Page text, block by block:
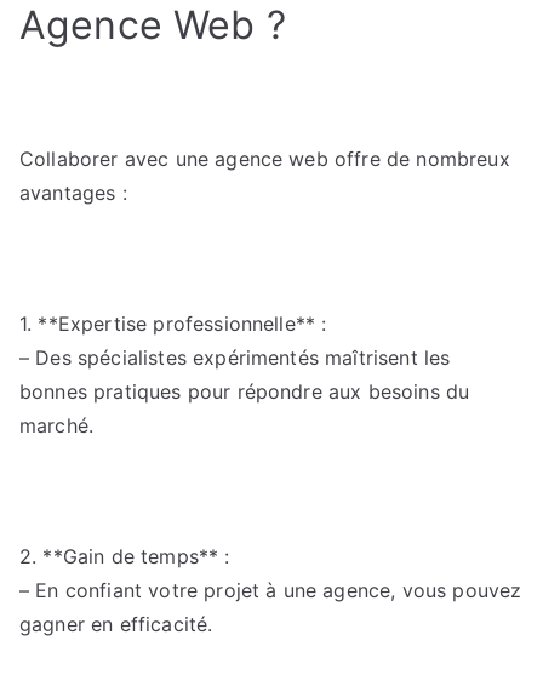
Agence Web ?
Collaborer avec une agence web offre de nombreux
avantages :
1. **Expertise professionnelle** :
– Des spécialistes expérimentés maîtrisent les
bonnes pratiques pour répondre aux besoins du
marché.
2. **Gain de temps** :
– En confiant votre projet à une agence, vous pouvez
gagner en efficacité.